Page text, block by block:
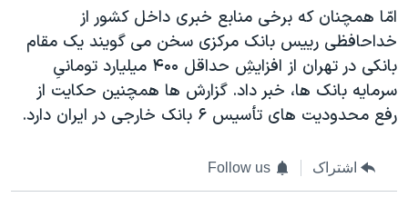
امّا همچنان که برخی منابع خبری داخل کشور از
خداحافظی رييس بانک مرکزی سخن می گويند يک مقام
بانکی در تهران از افزايشِ حداقل ۴۰۰ ميليارد تومانیِ
سرمايه بانک ها، خبر داد. گزارش ها همچنين حکايت از
رفع محدوديت های تأسيس ۶ بانک خارجی در ايران دارد.
اشتراک Follow us